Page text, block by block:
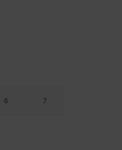
6 7